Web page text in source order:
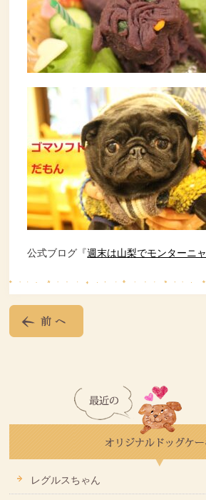
公式ブログ『週末は山梨でモンターニャ
レグルスちゃん